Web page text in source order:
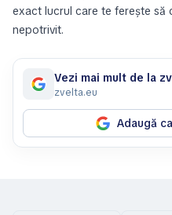
exact lucrul care te ferește să
nepotrivit.
Vezi mai mult de la
zvelta.eu
Adaugă